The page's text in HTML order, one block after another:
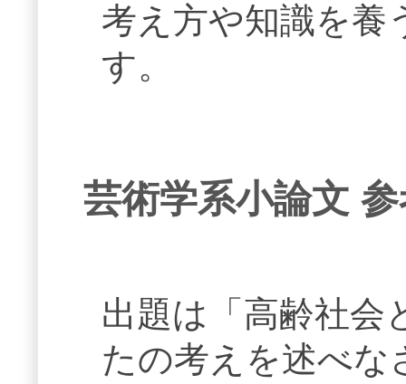
考え方や知識を養
す。
芸術学系小論文
出題は「高齢社会
たの考えを述べな